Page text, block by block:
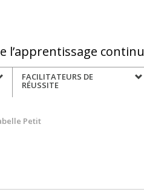
l’apprentissage continu
FACILITATEURS DE
RÉUSSITE
Petit